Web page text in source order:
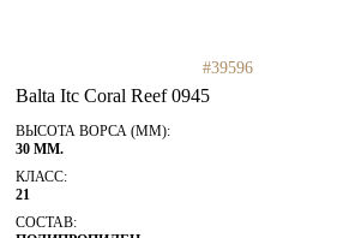
#39596
Balta Itc Coral Reef 0945
ВЫСОТА ВОРСА (ММ):
30 ММ.
КЛАСС:
21
СОСТАВ: